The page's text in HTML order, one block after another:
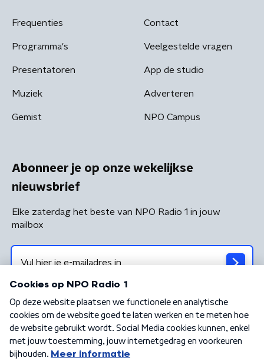
Frequenties
Programma's
Presentatoren
Muziek
Gemist
Contact
Veelgestelde vragen
App de studio
Adverteren
NPO Campus
Abonneer je op onze wekelijkse
nieuwsbrief
Elke zaterdag het beste van NPO Radio 1 in jouw
mailbox
Algemene voorwaarden